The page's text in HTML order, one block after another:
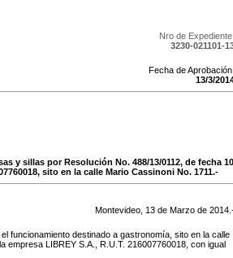
Nro de
3230-021101-
Fecha de
13/3/
y sillas por Resolución No. 488/13/0112, de fecha
sito en la calle Mario Cassinoni No. 1711.-
Montevideo, 13 de Marzo de 2014
funcionamiento destinado a gastronomía, sito en la calle
empresa LIBREY S.A., R.U.T. 216007760018, con igual